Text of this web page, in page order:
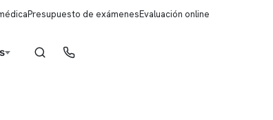
Presupuesto de exámenesEvaluación online